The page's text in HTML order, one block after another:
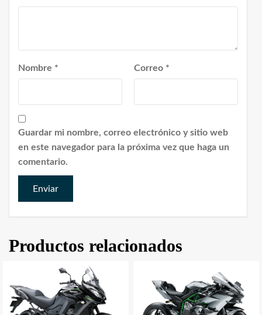
Nombre * Correo *
Guardar mi nombre, correo electrónico y sitio web
en este navegador para la próxima vez que haga un
comentario.
Productos relacionados